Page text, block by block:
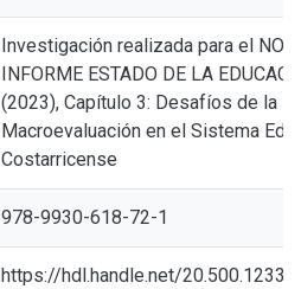
Investigación realizada para el
INFORME ESTADO DE LA
(2023), Capítulo 3: Desafíos de la
Macroevaluación en el Sistema
Costarricense
978-9930-618-72-1
https://hdl.handle.net/